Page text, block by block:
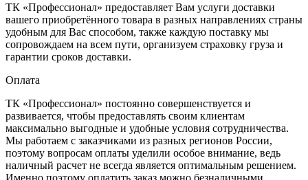
ТК «Профессионал» предоставляет Вам услуги доставки
вашего приобретённого товара в разных направлениях страны
удобным для Вас способом, также каждую поставку мы
сопровождаем на всем пути, организуем страховку груза и
гарантии сроков доставки.
Оплата
ТК «Профессионал» постоянно совершенствуется и
развивается, чтобы предоставлять своим клиентам
максимально выгодные и удобные условия сотрудничества.
Мы работаем с заказчиками из разных регионов России,
поэтому вопросам оплаты уделили особое внимание, ведь
наличный расчет не всегда является оптимальным решением.
Именно поэтому оплатить заказ можно безналичными